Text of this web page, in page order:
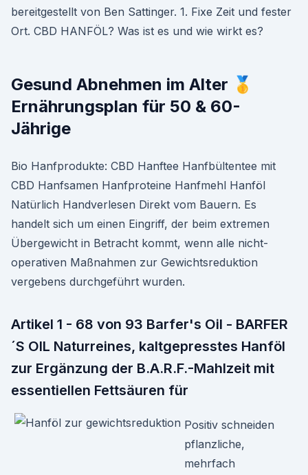
bereitgestellt von Ben Sattinger. 1. Fixe Zeit und fester
Ort. CBD HANFÖL? Was ist es und wie wirkt es?
Gesund Abnehmen im Alter 🥇
Ernährungsplan für 50 & 60-
Jährige
Bio Hanfprodukte: CBD Hanftee Hanfbültentee mit
CBD Hanfsamen Hanfproteine Hanfmehl Hanföl
Natürlich Handverlesen Direkt vom Bauern. Es
handelt sich um einen Eingriff, der beim extremen
Übergewicht in Betracht kommt, wenn alle nicht-
operativen Maßnahmen zur Gewichtsreduktion
vergebens durchgeführt wurden.
Artikel 1 - 68 von 93 Barfer's Oil - BARFER
´S OIL Naturreines, kaltgepresstes Hanföl
zur Ergänzung der B.A.R.F.-Mahlzeit mit
essentiellen Fettsäuren für
Positiv schneiden
pflanzliche,
mehrfach